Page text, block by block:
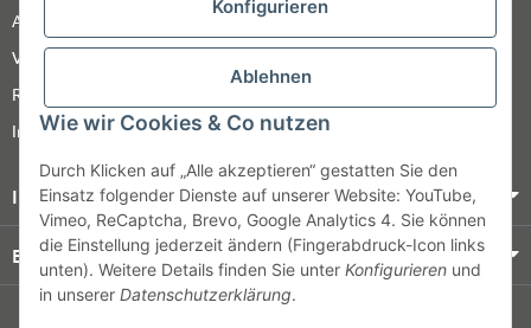
Konfigurieren
Ablehnen
Wie wir Cookies & Co nutzen
Durch Klicken auf „Alle akzeptieren“ gestatten Sie den
Einsatz folgender Dienste auf unserer Website: YouTube,
Vimeo, ReCaptcha, Brevo, Google Analytics 4. Sie können
die Einstellung jederzeit ändern (Fingerabdruck-Icon links
unten). Weitere Details finden Sie unter Konfigurieren und
in unserer Datenschutzerklärung.
AGB
Versandinformationen
Retour
Impressum
Informationen
Bezahlung & Versand
© HOZ MEDI WERK